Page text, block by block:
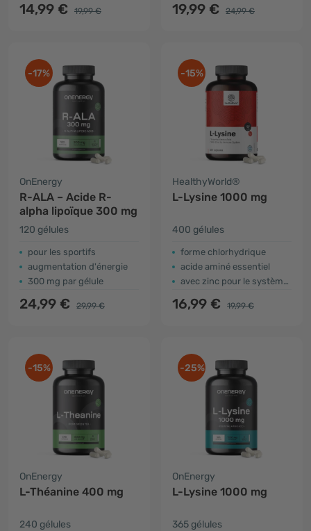
14,99 € 19,99 € 19,99 € 24,99 €
-17%
OnEnergy
R-ALA – Acide R-
alpha lipoïque 300 mg
120 gélules
pour les sportifs
augmentation d'énergie
300 mg par gélule
24,99 € 29,99 €
-15%
HealthyWorld®
L-Lysine 1000 mg
400 gélules
forme chlorhydrique
acide aminé essentiel
avec zinc pour le système immunitaire
16,99 € 19,99 €
-15%
OnEnergy
L-Théanine 400 mg
240 gélules
-25%
OnEnergy
L-Lysine 1000 mg
365 gélules